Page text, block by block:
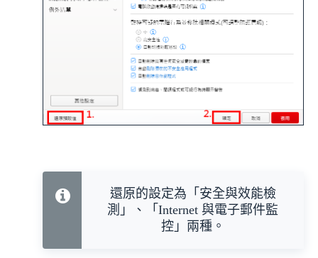
還原的設定為「安全與效能檢
測」、「Internet 與電子郵件監
控」兩種。